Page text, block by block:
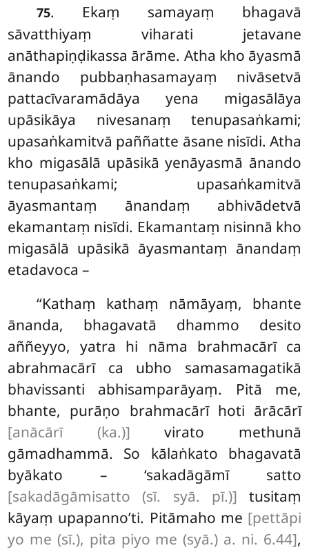
75. Ekaṃ samayaṃ bhagavā
sāvatthiyaṃ viharati jetavane
anāthapiṇḍikassa ārāme. Atha kho āyasmā
ānando pubbaṇhasamayaṃ nivāsetvā
pattacīvaramādāya yena migasālāya
upāsikāya nivesanaṃ tenupasaṅkami;
upasaṅkamitvā paññatte āsane nisīdi. Atha
kho migasālā upāsikā yenāyasmā ānando
tenupasaṅkami; upasaṅkamitvā
āyasmantaṃ ānandaṃ abhivādetvā
ekamantaṃ nisīdi. Ekamantaṃ nisinnā kho
migasālā upāsikā āyasmantaṃ ānandaṃ
etadavoca –
‘‘Kathaṃ kathaṃ nāmāyaṃ, bhante
ānanda, bhagavatā dhammo desito
aññeyyo, yatra hi nāma brahmacārī ca
abrahmacārī ca ubho samasamagatikā
bhavissanti abhisamparāyaṃ. Pitā me,
bhante, purāṇo brahmacārī hoti ārācārī
[anācārī (ka.)] virato methunā
gāmadhammā. So kālaṅkato bhagavatā
byākato – ‘sakadāgāmī satto
[sakadāgāmisatto (sī. syā. pī.)] tusitaṃ
kāyaṃ upapanno’ti. Pitāmaho me [pettāpi
yo me (sī.), pita piyo me (syā.) a. ni. 6.44],